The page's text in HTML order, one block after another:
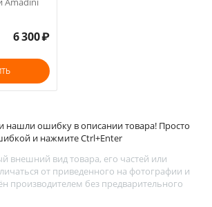
6 300₽
нашли ошибку в описании товара! Просто
и нажмите Ctrl+Enter
внешний вид товара, его частей или
от приведенного на фотографии и
производителем без предварительного